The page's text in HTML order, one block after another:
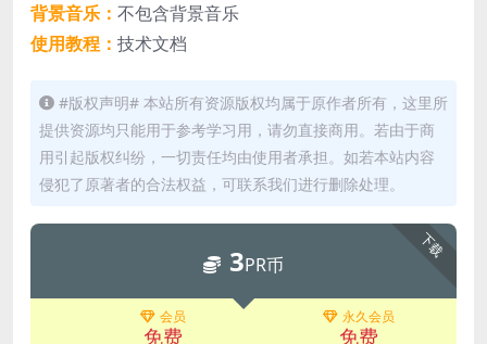
背景音乐： 不包含背景音乐
使用教程： 技术文档
#版权声明# 本站所有资源版权均属于原作者所有，这里所
提供资源均只能用于参考学习用，请勿直接商用。若由于商
用引起版权纠纷，一切责任均由使用者承担。如若本站内容
侵犯了原著者的合法权益，可联系我们进行删除处理。
下载
3PR币
会员
免费
永久会员
免费